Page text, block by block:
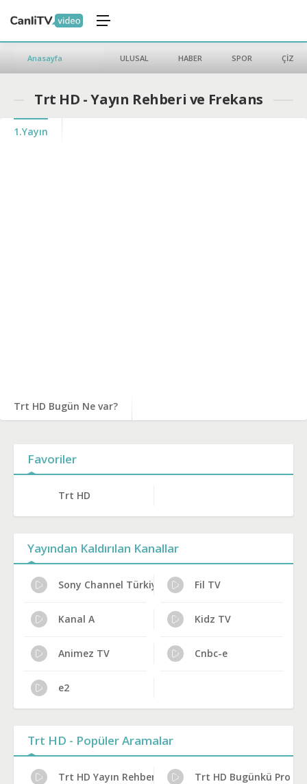
Anasayfa ULUSAL HABER SPOR ÇİZGİ
Trt HD - Yayın Rehberi ve Frekans
1.Yayın
Trt HD Bugün Ne var?
Favoriler
Trt HD
Yayından Kaldırılan Kanallar
Sony Channel Türkiye Fil TV
Kanal A Kidz TV
Animez TV Cnbc-e
e2
Trt HD - Popüler Aramalar
Trt HD Yayın Rehberi Trt HD Bugünkü